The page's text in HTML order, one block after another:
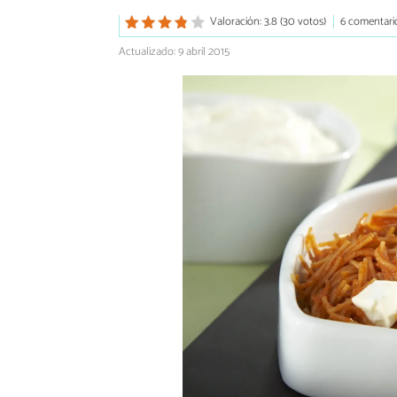
Valoración: 3.8 (30 votos)
6
Actualizado: 9 abril 2015